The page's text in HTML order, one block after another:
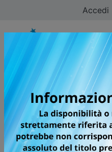
Accedi
SLEEPY
UNA BELLA
PORRE FINE AI
INCUBI?